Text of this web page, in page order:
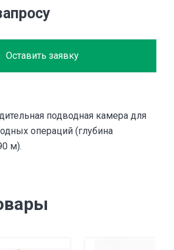
Оставить заявку
подводная камера для
операций (глубина
м).